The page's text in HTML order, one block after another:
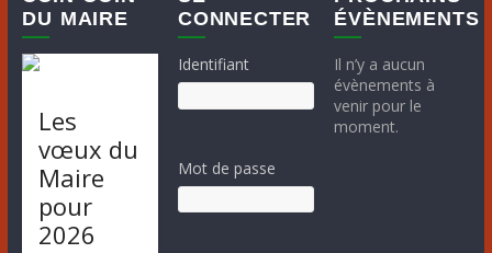
DU MAIRE
Les
vœux du
Maire
pour
2026
CONNECTER
Identifiant
Mot de passe
ÉVÈNEMENTS
Il n’y a aucun
évènements à
venir pour le
moment.